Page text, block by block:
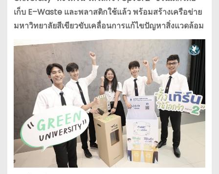
เก็บE–Waste และพลาสติกใช้แล้วพร้อมสร้างเครือข่าย
มหาวิทยาลัยสีเขียวขับเคลื่อนการแก้ไขปัญหาสิ่งแวดล้อม